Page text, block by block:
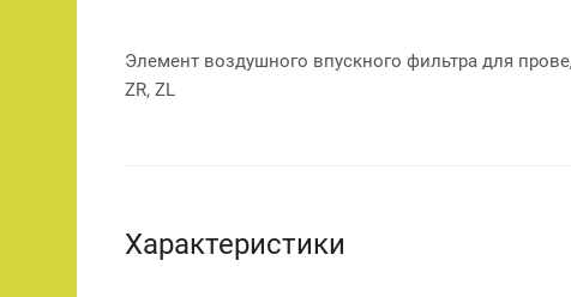
Элемент воздушного впускного фильтра для
ZR, ZL
Характеристики